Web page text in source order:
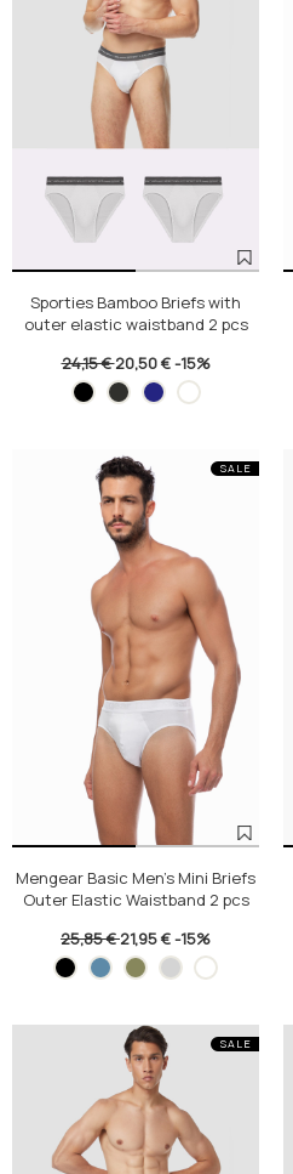
Sporties Bamboo Briefs with
outer elastic waistband 2 pcs
24,15 €20,50 €-15%
SALE
Mengear Basic Men's Mini Briefs
Outer Elastic Waistband 2 pcs
25,85 €21,95 €-15%
SALE